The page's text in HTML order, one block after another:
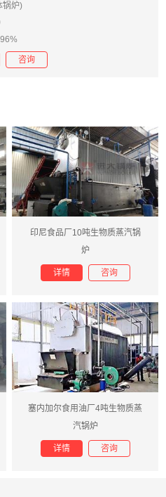
锅炉)
咨询
印尼食品厂10吨生物质蒸汽锅
炉
详情 咨询
塞内加尔食用油厂4吨生物质蒸
汽锅炉
详情 咨询